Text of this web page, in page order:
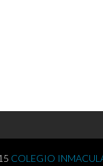
COLEGIO